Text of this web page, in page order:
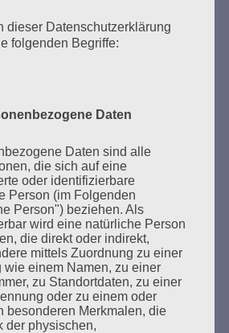
an dem Ort, wo im Mai 1933 NS-
und Burschenschaftler
lesezeichen-setzen.de
ERINNERN BEGINNT IN
dieser Datenschutzerklärung
folgenden Begriffe:
Daten
Daten sind alle
die sich auf eine
oder identifizierbare
Person (im Folgenden
Person") beziehen. Als
wird eine natürliche Person
die direkt oder indirekt,
mittels Zuordnung zu einer
wie einem Namen, zu einer
zu Standortdaten, zu einer
oder zu einem oder
besonderen Merkmalen, die
der physischen,